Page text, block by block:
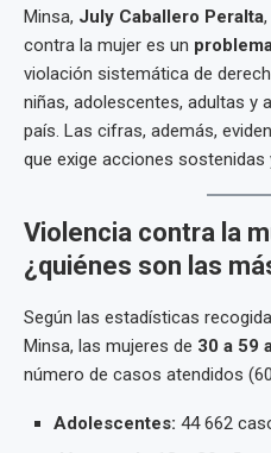
Minsa, July Caballero Peralta
contra la mujer es un
violación sistemática de
niñas, adolescentes, adultas y
país. Las cifras, además,
que exige acciones
Violencia contra la
¿quiénes son las
Según las estadísticas
Minsa, las mujeres de 30 a 59
número de casos atendidos
Adolescentes: 44 662